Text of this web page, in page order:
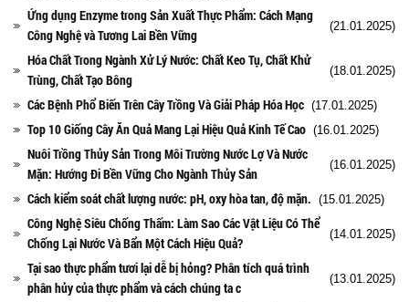
Ứng dụng Enzyme trong Sản Xuất Thực Phẩm: Cách Mạng
Công Nghệ và Tương Lai Bền Vững
(21.01.2025)
Hóa Chất Trong Ngành Xử Lý Nước: Chất Keo Tụ, Chất Khử
Trùng, Chất Tạo Bông
(18.01.2025)
Các Bệnh Phổ Biến Trên Cây Trồng Và Giải Pháp Hóa Học (17.01.2025)
Top 10 Giống Cây Ăn Quả Mang Lại Hiệu Quả Kinh Tế Cao (16.01.2025)
Nuôi Trồng Thủy Sản Trong Môi Trường Nước Lợ Và Nước
Mặn: Hướng Đi Bền Vững Cho Ngành Thủy Sản
(16.01.2025)
Cách kiểm soát chất lượng nước: pH, oxy hòa tan, độ mặn. (15.01.2025)
Công Nghệ Siêu Chống Thấm: Làm Sao Các Vật Liệu Có Thể
Chống Lại Nước Và Bẩn Một Cách Hiệu Quả?
(14.01.2025)
Tại sao thực phẩm tươi lại dễ bị hỏng? Phân tích quá trình
phân hủy của thực phẩm và cách chúng ta c
(13.01.2025)